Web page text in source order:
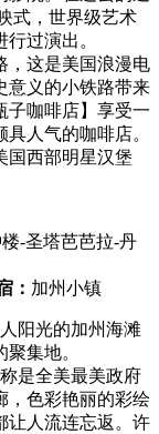
式，世界级艺术
过演出。
，这是美国浪漫电
意义的小铁路带来
子咖啡店】享受一
人气的咖啡店。
国西部明星汉堡
-圣塔芭芭拉-丹
： 加州小镇
阳光的加州海滩
集地。
是全美最美政府
，色彩艳丽的彩绘
让人流连忘返。许